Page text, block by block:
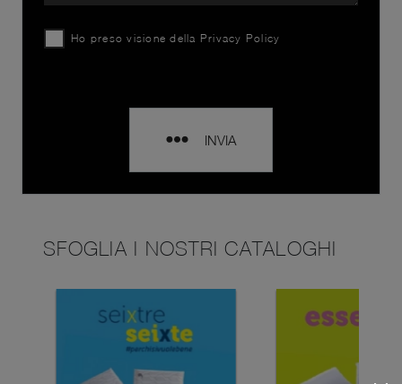
Ho preso visione della Privacy Policy
INVIA
SFOGLIA I NOSTRI CATALOGHI